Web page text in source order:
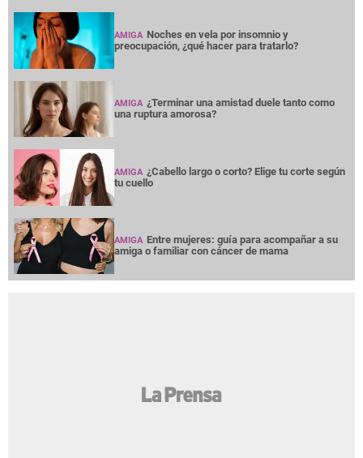
AMIGA Noches en vela por insomnio y
preocupación, ¿qué hacer para tratarlo?
AMIGA ¿Terminar una amistad duele tanto como
una ruptura amorosa?
AMIGA ¿Cabello largo o corto? Elige tu corte según
tu cuello
AMIGA Entre mujeres: guía para acompañar a su
amiga o familiar con cáncer de mama